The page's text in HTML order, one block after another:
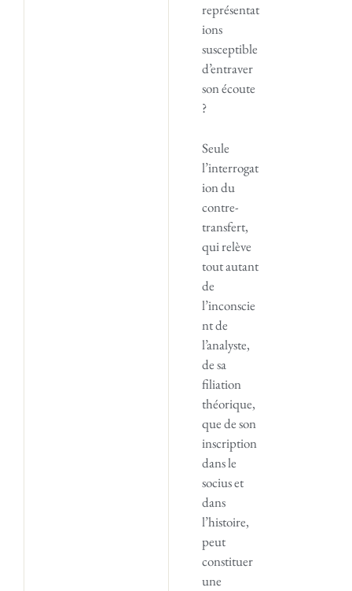
représentat
ions
susceptible
d’entraver
son écoute
?
Seule
l’interrogat
ion du
contre-
transfert,
qui relève
tout autant
de
l’inconscie
nt de
l’analyste,
de sa
filiation
théorique,
que de son
inscription
dans le
socius et
dans
l’histoire,
peut
constituer
une